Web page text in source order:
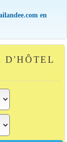
en
D'HÔTEL